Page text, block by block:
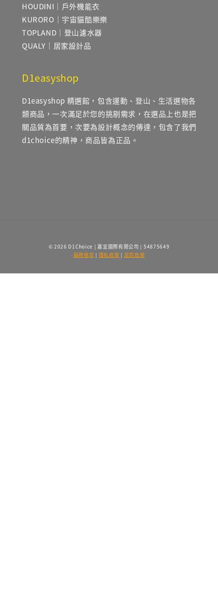
HOUDINI｜戶外機能衣
KURORO｜宇宙貓酷樂樂
TOPLAND｜登山濾水器
QUALY｜居家設計品
D1easyshop
D1easyshop 精選館，包含運動、登山、生活選物各
類商品，一次滿足於您的挑剔需求，在選品上也是把
關品質為首要，次要為設計概念的傳達，包含了我們
d1choice的精神，商品皆為正品。
© 2026 D1Choice | 嘉宜國際有限公司 | 54875649
服務條款 | 隱私政策 | 退款政策